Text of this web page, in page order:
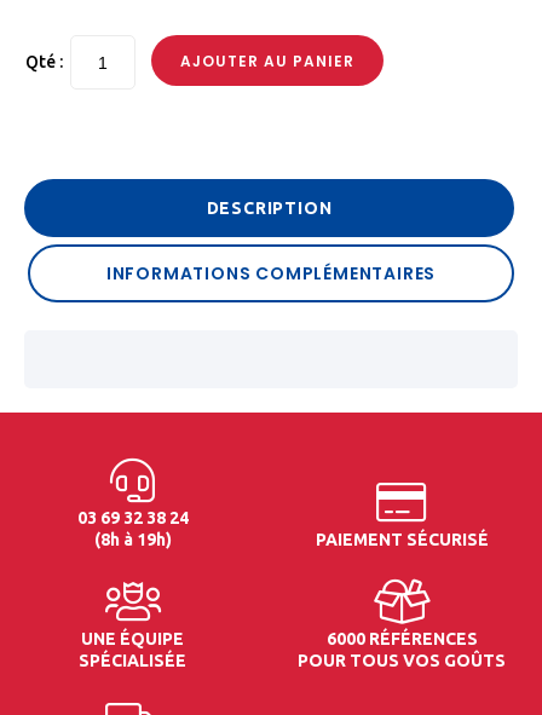
Qté : AJOUTER AU PANIER
DESCRIPTION
INFORMATIONS COMPLÉMENTAIRES
03 69 32 38 24
(8h à 19h)
PAIEMENT SÉCURISÉ
UNE ÉQUIPE
SPÉCIALISÉE
6000 RÉFÉRENCES
POUR TOUS VOS GOÛTS